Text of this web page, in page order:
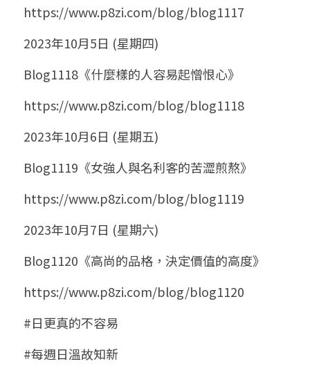
https://www.p8zi.com/blog/blog1117
2023年10月5日 (星期四)
Blog1118《什麼樣的人容易起憎恨心》
https://www.p8zi.com/blog/blog1118
2023年10月6日 (星期五)
Blog1119《女強人與名利客的苦澀煎熬》
https://www.p8zi.com/blog/blog1119
2023年10月7日 (星期六)
Blog1120《高尚的品格，決定價值的高度》
https://www.p8zi.com/blog/blog1120
#日更真的不容易
#每週日溫故知新